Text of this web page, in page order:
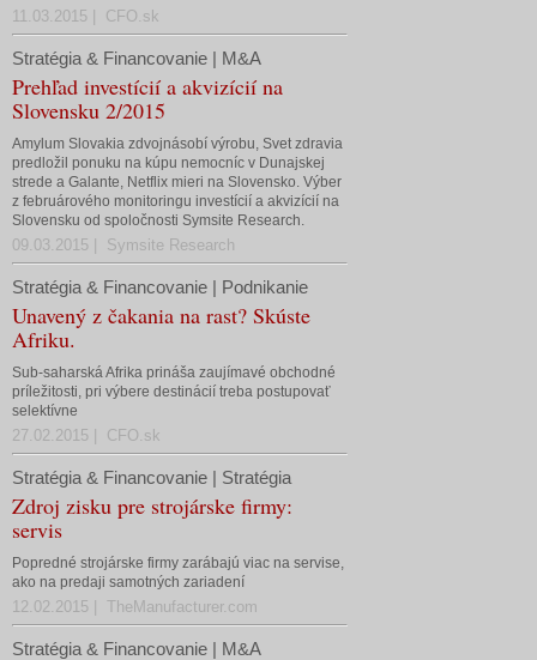
11.03.2015 | CFO.sk
Stratégia & Financovanie | M&A
Prehľad investícií a akvizícií na
Slovensku 2/2015
Amylum Slovakia zdvojnásobí výrobu, Svet zdravia
predložil ponuku na kúpu nemocníc v Dunajskej
strede a Galante, Netflix mieri na Slovensko. Výber
z februárového monitoringu investícií a akvizícií na
Slovensku od spoločnosti Symsite Research.
09.03.2015 | Symsite Research
Stratégia & Financovanie | Podnikanie
Unavený z čakania na rast? Skúste
Afriku.
Sub-saharská Afrika prináša zaujímavé obchodné
príležitosti, pri výbere destinácií treba postupovať
selektívne
27.02.2015 | CFO.sk
Stratégia & Financovanie | Stratégia
Zdroj zisku pre strojárske firmy:
servis
Popredné strojárske firmy zarábajú viac na servise,
ako na predaji samotných zariadení
12.02.2015 | TheManufacturer.com
Stratégia & Financovanie | M&A